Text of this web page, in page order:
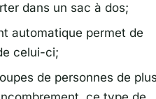
dans un sac à dos;
automatique permet de
celui-ci;
de personnes de plus